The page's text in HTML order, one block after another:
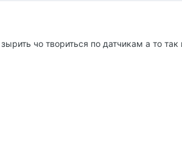
чо твориться по датчикам а то